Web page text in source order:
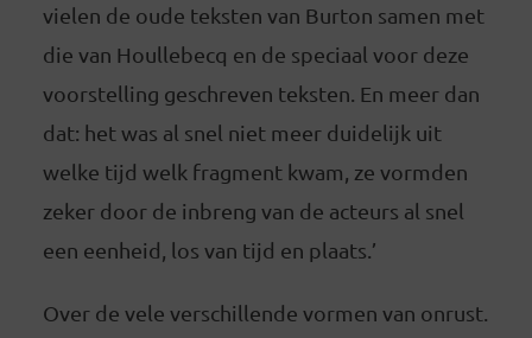
vielen de oude teksten van Burton samen met
die van Houllebecq en de speciaal voor deze
voorstelling geschreven teksten. En meer dan
dat: het was al snel niet meer duidelijk uit
welke tijd welk fragment kwam, ze vormden
zeker door de inbreng van de acteurs al snel
een eenheid, los van tijd en plaats.’
Over de vele verschillende vormen van onrust.